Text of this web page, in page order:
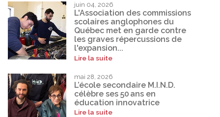
juin 04, 2026
L'Association des commissions
scolaires anglophones du
Québec met en garde contre
les graves répercussions de
l'expansion...
Lire la suite
mai 28, 2026
L’école secondaire M.I.N.D.
célèbre ses 50 ans en
éducation innovatrice
Lire la suite